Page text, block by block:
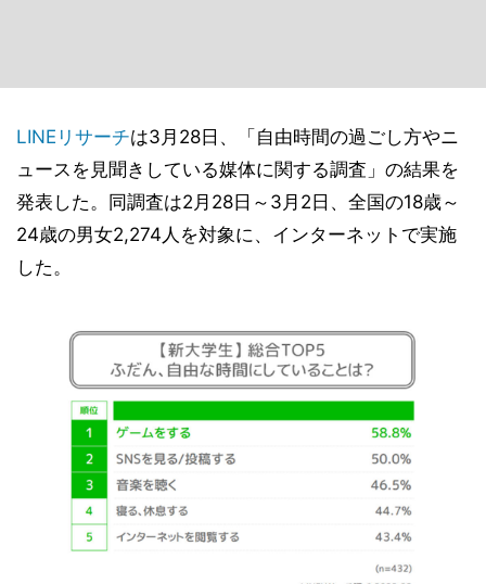
LINE リサーチは3月28日、「自由時間の過ごし方やニ
ュースを見聞きしている媒体に関する調査」の結果を
発表した。同調査は2月28日～3月2日、全国の18歳～
24歳の男女2,274人を対象に、インターネットで実施
した。